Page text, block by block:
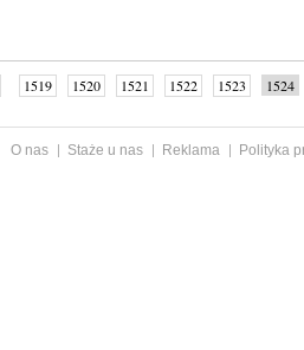
1519 1520 1521 1522 1523 1524
O nas Staże u nas Reklama
Polityka